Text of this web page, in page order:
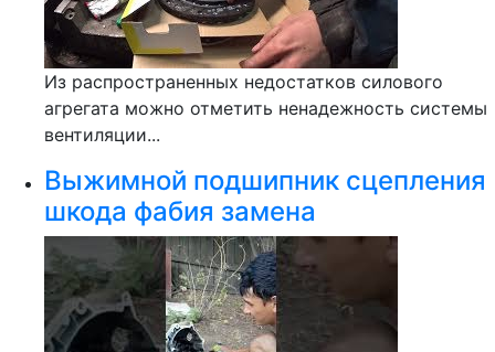
Из распространенных недостатков силового
агрегата можно отметить ненадежность системы
вентиляции...
Выжимной подшипник сцепления
шкода фабия замена